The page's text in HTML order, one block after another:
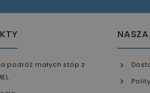
podróż małych stóp z